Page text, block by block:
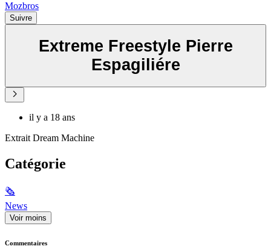
Mozbros
Suivre
Extreme Freestyle Pierre
Espagiliére
il y a 18 ans
Extrait Dream Machine
Catégorie
🗞
News
Voir moins
Commentaires